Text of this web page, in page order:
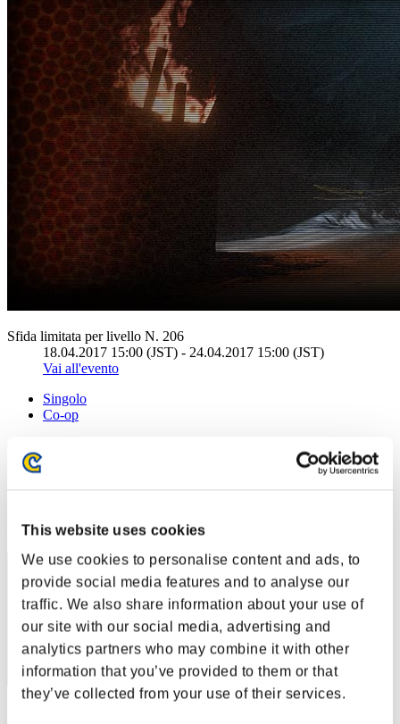
This website uses cookies
We use cookies to personalise content and ads, to
provide social media features and to analyse our
traffic. We also share information about your use of
our site with our social media, advertising and
analytics partners who may combine it with other
information that you’ve provided to them or that
they’ve collected from your use of their services.
Sfida limitata per livello N. 206
18.04.2017 15:00 (JST) - 24.04.2017 15:00 (JST)
Vai all'evento
Singolo
Co-op
Classifiche
41